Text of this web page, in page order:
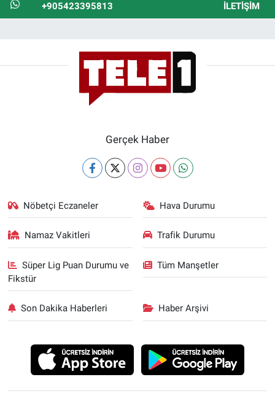
+905423395813 İLETIŞIM
Gerçek Haber
Nöbetçi Eczaneler Hava Durumu
Namaz Vakitleri Trafik Durumu
Süper Lig Puan Durumu ve
Fikstür
Tüm Manşetler
Son Dakika Haberleri Haber Arşivi